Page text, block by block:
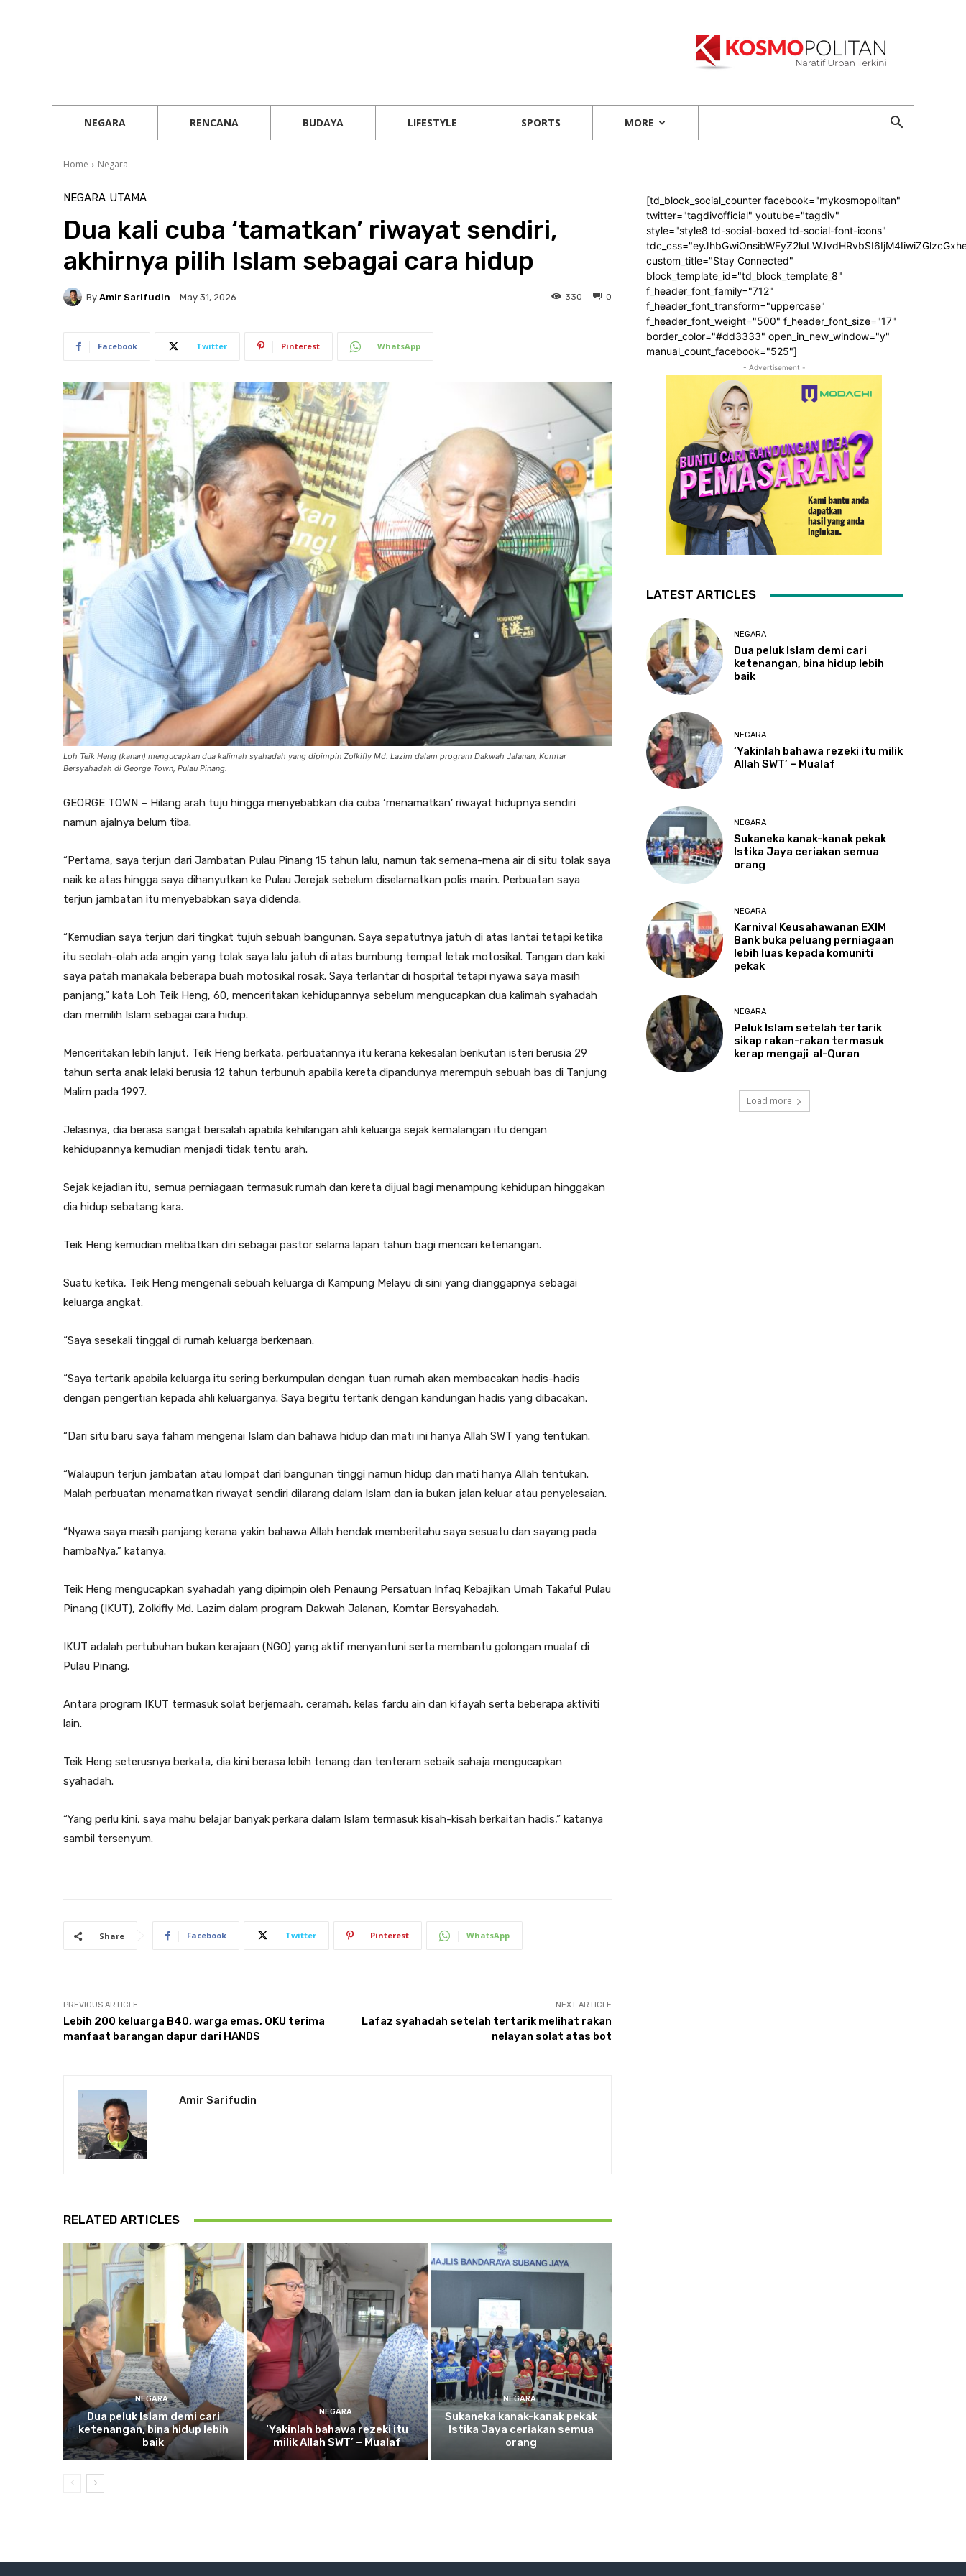
NEGARA RENCANA BUDAYA LIFESTYLE SPORTS MORE
Home Negara
NEGARA UTAMA
Dua kali cuba ‘tamatkan’ riwayat sendiri,
akhirnya pilih Islam sebagai cara hidup
By Amir Sarifudin May 31, 2026 0
330
Facebook Twitter Pinterest WhatsApp
Loh Teik Heng (kanan) mengucapkan dua kalimah syahadah yang dipimpin Zolkifly Md. Lazim dalam program Dakwah Jalanan, Komtar
Bersyahadah di George Town, Pulau Pinang.
GEORGE TOWN – Hilang arah tuju hingga menyebabkan dia cuba ‘menamatkan’ riwayat hidupnya sendiri
namun ajalnya belum tiba.
“Pertama, saya terjun dari Jambatan Pulau Pinang 15 tahun lalu, namun tak semena-mena air di situ tolak saya
naik ke atas hingga saya dihanyutkan ke Pulau Jerejak sebelum diselamatkan polis marin. Perbuatan saya
terjun jambatan itu menyebabkan saya didenda.
“Kemudian saya terjun dari tingkat tujuh sebuah bangunan. Saya sepatutnya jatuh di atas lantai tetapi ketika
itu seolah-olah ada angin yang tolak saya lalu jatuh di atas bumbung tempat letak motosikal. Tangan dan kaki
saya patah manakala beberapa buah motosikal rosak. Saya terlantar di hospital tetapi nyawa saya masih
panjang,” kata Loh Teik Heng, 60, menceritakan kehidupannya sebelum mengucapkan dua kalimah syahadah
dan memilih Islam sebagai cara hidup.
Menceritakan lebih lanjut, Teik Heng berkata, perbuatannya itu kerana kekesalan berikutan isteri berusia 29
tahun serta anak lelaki berusia 12 tahun terbunuh apabila kereta dipandunya merempuh sebuah bas di Tanjung
Malim pada 1997.
Jelasnya, dia berasa sangat bersalah apabila kehilangan ahli keluarga sejak kemalangan itu dengan
kehidupannya kemudian menjadi tidak tentu arah.
Sejak kejadian itu, semua perniagaan termasuk rumah dan kereta dijual bagi menampung kehidupan hinggakan
dia hidup sebatang kara.
Teik Heng kemudian melibatkan diri sebagai pastor selama lapan tahun bagi mencari ketenangan.
Suatu ketika, Teik Heng mengenali sebuah keluarga di Kampung Melayu di sini yang dianggapnya sebagai
keluarga angkat.
“Saya sesekali tinggal di rumah keluarga berkenaan.
“Saya tertarik apabila keluarga itu sering berkumpulan dengan tuan rumah akan membacakan hadis-hadis
dengan pengertian kepada ahli keluarganya. Saya begitu tertarik dengan kandungan hadis yang dibacakan.
“Dari situ baru saya faham mengenai Islam dan bahawa hidup dan mati ini hanya Allah SWT yang tentukan.
“Walaupun terjun jambatan atau lompat dari bangunan tinggi namun hidup dan mati hanya Allah tentukan.
Malah perbuatan menamatkan riwayat sendiri dilarang dalam Islam dan ia bukan jalan keluar atau penyelesaian.
“Nyawa saya masih panjang kerana yakin bahawa Allah hendak memberitahu saya sesuatu dan sayang pada
hambaNya,” katanya.
Teik Heng mengucapkan syahadah yang dipimpin oleh Penaung Persatuan Infaq Kebajikan Umah Takaful Pulau
Pinang (IKUT), Zolkifly Md. Lazim dalam program Dakwah Jalanan, Komtar Bersyahadah.
IKUT adalah pertubuhan bukan kerajaan (NGO) yang aktif menyantuni serta membantu golongan mualaf di
Pulau Pinang.
Antara program IKUT termasuk solat berjemaah, ceramah, kelas fardu ain dan kifayah serta beberapa aktiviti
lain.
Teik Heng seterusnya berkata, dia kini berasa lebih tenang dan tenteram sebaik sahaja mengucapkan
syahadah.
“Yang perlu kini, saya mahu belajar banyak perkara dalam Islam termasuk kisah-kisah berkaitan hadis,” katanya
sambil tersenyum.
Share Facebook Twitter Pinterest WhatsApp
PREVIOUS ARTICLE
Lebih 200 keluarga B40, warga emas, OKU terima
manfaat barangan dapur dari HANDS
NEXT ARTICLE
Lafaz syahadah setelah tertarik melihat rakan
nelayan solat atas bot
Amir Sarifudin
RELATED ARTICLES
NEGARA
Duapeluk Islam demi cari
ketenangan, bina hidup lebih
baik
NEGARA
‘Yakinlahbahawa rezeki itu
milik Allah SWT’ – Mualaf
NEGARA
Sukaneka kanak-kanak pekak
Istika Jaya ceriakan semua
orang
[td_block_social_counter facebook="mykosmopolitan"
twitter="tagdivofficial" youtube="tagdiv"
style="style8 td-social-boxed td-social-font-icons"
custom_title="Stay Connected"
block_template_id="td_block_template_8"
f_header_font_family="712"
f_header_font_transform="uppercase"
f_header_font_weight="500" f_header_font_size="17"
border_color="#dd3333" open_in_new_window="y"
manual_count_facebook="525"]
- Advertisement -
LATEST ARTICLES
NEGARA
Dua peluk Islam demi cari
ketenangan, bina hidup lebih
baik
NEGARA
‘Yakinlah bahawa rezeki itu milik
Allah SWT’ – Mualaf
NEGARA
Sukaneka kanak-kanak pekak
Istika Jaya ceriakan semua
orang
NEGARA
Karnival Keusahawanan EXIM
Bank buka peluang perniagaan
lebih luas kepada komuniti
pekak
NEGARA
PelukIslam setelah tertarik
sikap rakan-rakan termasuk
kerap mengaji al-Quran
Load more